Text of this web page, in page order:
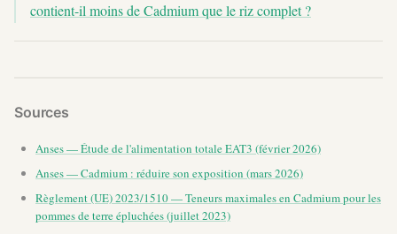
contient-il moins de Cadmium que le riz complet ?
Sources
Anses — Étude de l'alimentation totale EAT3 (février 2026)
Anses — Cadmium : réduire son exposition (mars 2026)
Règlement (UE) 2023/1510 — Teneurs maximales en Cadmium pour les
pommes de terre épluchées (juillet 2023)